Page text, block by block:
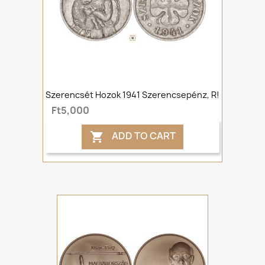
Szerencsét Hozok 1941 Szerencsepénz, R!
Ft5,000
 ADD TO CART